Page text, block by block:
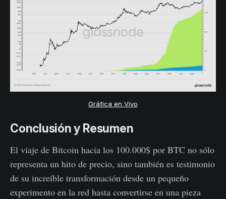
Gráfica en Vivo
Conclusión y Resumen
El viaje de Bitcoin hacia los 100.000$ por BTC no sólo
representa un hito de precio, sino también es testimonio
de su increíble transformación desde un pequeño
experimento en la red hasta convertirse en una pieza